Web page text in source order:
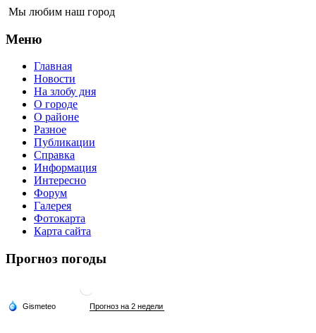
Мы любим наш город
Меню
Главная
Новости
На злобу дня
О городе
О районе
Разное
Публикации
Справка
Информация
Интересно
Форум
Галерея
Фотокарта
Карта сайта
Прогноз погоды